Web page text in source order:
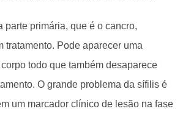
parte primária, que é o cancro,
tratamento. Pode aparecer uma
todo que também desaparece
O grande problema da sífilis é
um marcador clínico de lesão na fase